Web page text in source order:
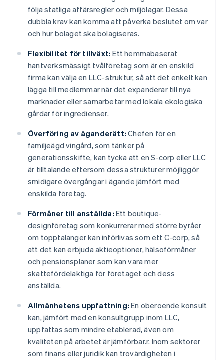
följa statliga affärsregler och miljölagar. Dessa
dubbla krav kan komma att påverka beslutet om var
och hur bolaget ska bolagiseras.
Flexibilitet för tillväxt: Ett hemmabaserat
hantverksmässigt tvålföretag som är en enskild
firma kan välja en LLC-struktur, så att det enkelt kan
lägga till medlemmar när det expanderar till nya
marknader eller samarbetar med lokala ekologiska
gårdar för ingredienser.
Överföring av äganderätt: Chefen för en
familjeägd vingård, som tänker på
generationsskifte, kan tycka att en S-corp eller LLC
är tilltalande eftersom dessa strukturer möjliggör
smidigare övergångar i ägande jämfört med
enskilda företag.
Förmåner till anställda: Ett boutique-
designföretag som konkurrerar med större byråer
om topptalanger kan införlivas som ett C-corp, så
att det kan erbjuda aktieoptioner, hälsoförmåner
och pensionsplaner som kan vara mer
skattefördelaktiga för företaget och dess
anställda.
Allmänhetens uppfattning: En oberoende konsult
kan, jämfört med en konsultgrupp inom LLC,
uppfattas som mindre etablerad, även om
kvaliteten på arbetet är jämförbar.r. Inom sektorer
som finans eller juridik kan trovärdigheten i